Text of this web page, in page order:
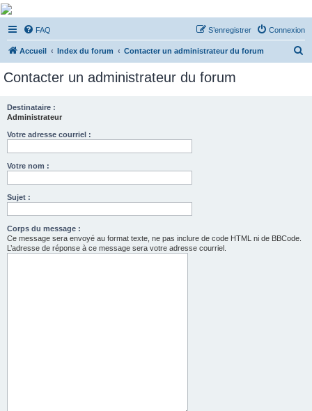
De Musicae Militari -
Forums
Forums de discussions
FAQ Connexion
S’enregistrer
Accueil Index du forum Contacter un administrateur du forum
Contacter un administrateur du forum
Destinataire :
Administrateur
Votre adresse courriel :
Votre nom :
Sujet :
Corps du message :
Ce message sera envoyé au format texte, ne pas inclure de code HTML ni de BBCode.
L’adresse de réponse à ce message sera votre adresse courriel.